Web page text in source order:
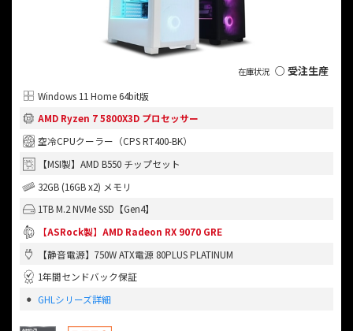
○ 受注生産
Windows 11 Home 64bit版
AMD Ryzen 7 5800X3D プロセッサー
空冷CPUクーラー（CPS RT400-BK）
【MSI製】AMD B550 チップセット
32GB (16GB x2) メモリ
1TB M.2 NVMe SSD【Gen4】
【ASRock製】AMD Radeon RX 9070 GRE
【静音電源】750W ATX電源 80PLUS PLATINUM
1年間センドバック保証
GHLシリーズ詳細